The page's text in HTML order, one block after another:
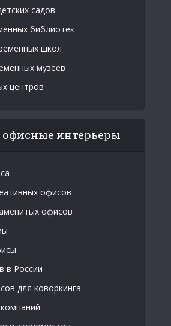
садов
библиотек
школ
музеев
центров
интерьеры
офисов
офисов
в России
для коворкинга